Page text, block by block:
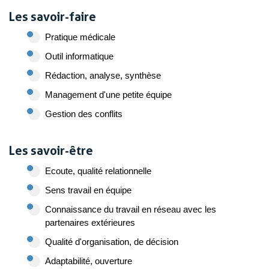
Les savoir-faire
Pratique médicale
Outil informatique
Rédaction, analyse, synthèse
Management d'une petite équipe
Gestion des conflits
Les savoir-être
Ecoute, qualité relationnelle
Sens travail en équipe
Connaissance du travail en réseau avec les
partenaires extérieures
Qualité d'organisation, de décision
Adaptabilité, ouverture